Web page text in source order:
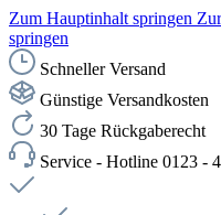
Zum Hauptinhalt springen
springen
Schneller Versand
Günstige Versandkosten
30 Tage Rückgaberecht
Service - Hotline 0123 -